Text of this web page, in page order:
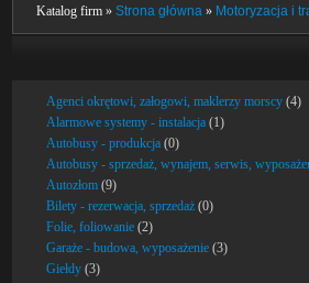
Katalog firm »Strona główna » Motoryzacja i
Agenci okrętowi, załogowi, maklerzy morscy (4)
Alarmowe systemy - instalacja (1)
Autobusy - produkcja (0)
Autobusy - sprzedaż, wynajem, serwis,
Autozłom (9)
Bilety - rezerwacja, sprzedaż (0)
Folie, foliowanie (2)
Garaże - budowa, wyposażenie (3)
Giełdy (3)